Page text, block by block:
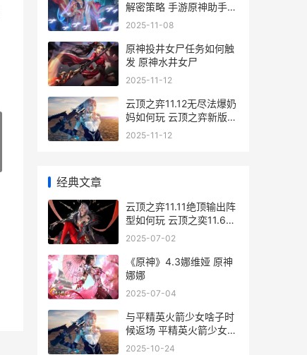
解密策略 手游原神助手
app叫什么名
2025-11-08
原神投井女尸任务如何触
发 原神水井女尸
2025-11-12
云顶之弈11.12无尽法爆奶
妈如何玩 云顶之弈新版本
无敌阵容
2025-11-12
经典文章
云顶之弈11.11绝顶输出阵
型如何玩 云顶之奕11.6决
斗
2025-07-02
《原神》4.3娜维娅 原神
娜娜
2025-07-04
与平精英火箭少女啥子时
候返场 平精英火箭少女图
片
2025-10-24